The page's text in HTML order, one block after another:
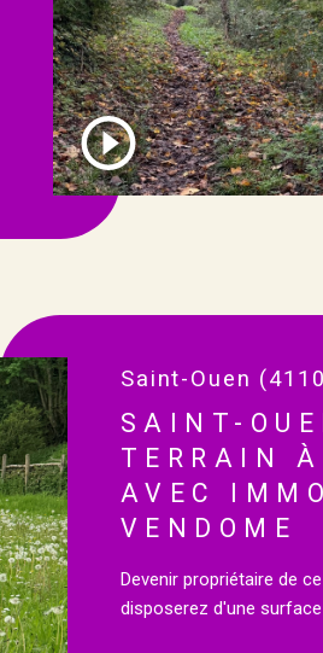
Saint-Ouen
SAINT-
TERRAIN
AVEC
VENDOME
Devenir propriétaire de
disposerez d'une